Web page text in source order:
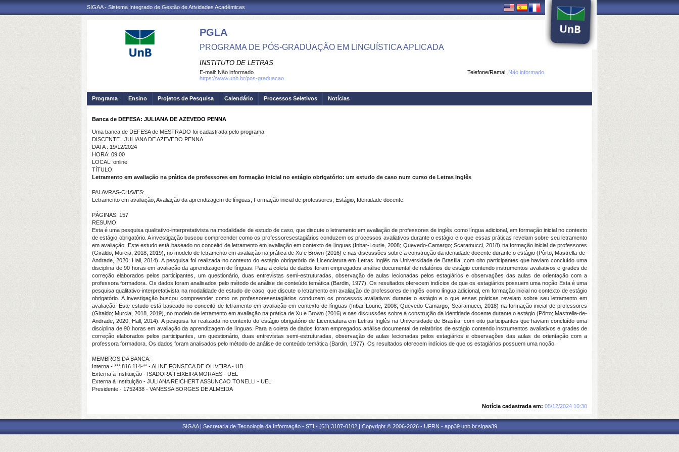
SIGAA - Sistema Integrado de Gestão de Atividades Acadêmicas
PGLA
PROGRAMA DE PÓS-GRADUAÇÃO EM LINGUÍSTICA APLICADA
INSTITUTO DE LETRAS
Telefone/Ramal: Não informado
E-mail: Não informado
https://www.unb.br/pos-graduacao
Programa Ensino Projetos de Pesquisa Calendário Processos Seletivos Notícias
Banca de DEFESA: JULIANA DE AZEVEDO PENNA
Uma banca de DEFESA de MESTRADO foi cadastrada pelo programa.
DISCENTE : JULIANA DE AZEVEDO PENNA
DATA : 19/12/2024
HORA: 09:00
LOCAL: online
TÍTULO:
Letramento em avaliação na prática de professores em formação inicial no estágio obrigatório: um estudo de caso num curso de Letras Inglês
PALAVRAS-CHAVES:
Letramento em avaliação; Avaliação da aprendizagem de línguas; Formação inicial de professores; Estágio; Identidade docente.
PÁGINAS: 157
RESUMO:
Esta é uma pesquisa qualitativo-interpretativista na modalidade de estudo de caso, que discute o letramento em avaliação de professores de inglês como língua adicional, em formação inicial no contexto
de estágio obrigatório. A investigação buscou compreender como os professoresestagiários conduzem os processos avaliativos durante o estágio e o que essas práticas revelam sobre seu letramento
em avaliação. Este estudo está baseado no conceito de letramento em avaliação em contexto de línguas (Inbar-Lourie, 2008; Quevedo-Camargo; Scaramucci, 2018) na formação inicial de professores
(Giraldo; Murcia, 2018, 2019), no modelo de letramento em avaliação na prática de Xu e Brown (2016) e nas discussões sobre a construção da identidade docente durante o estágio (Pôrto; Mastrella-de-
Andrade, 2020; Hall, 2014). A pesquisa foi realizada no contexto do estágio obrigatório de Licenciatura em Letras Inglês na Universidade de Brasília, com oito participantes que haviam concluído uma
disciplina de 90 horas em avaliação da aprendizagem de línguas. Para a coleta de dados foram empregados análise documental de relatórios de estágio contendo instrumentos avaliativos e grades de
correção elaborados pelos participantes, um questionário, duas entrevistas semi-estruturadas, observação de aulas lecionadas pelos estagiários e observações das aulas de orientação com a
professora formadora. Os dados foram analisados pelo método de análise de conteúdo temática (Bardin, 1977). Os resultados oferecem indícios de que os estagiários possuem uma noção Esta é uma
pesquisa qualitativo-interpretativista na modalidade de estudo de caso, que discute o letramento em avaliação de professores de inglês como língua adicional, em formação inicial no contexto de estágio
obrigatório. A investigação buscou compreender como os professoresestagiários conduzem os processos avaliativos durante o estágio e o que essas práticas revelam sobre seu letramento em
avaliação. Este estudo está baseado no conceito de letramento em avaliação em contexto de línguas (Inbar-Lourie, 2008; Quevedo-Camargo; Scaramucci, 2018) na formação inicial de professores
(Giraldo; Murcia, 2018, 2019), no modelo de letramento em avaliação na prática de Xu e Brown (2016) e nas discussões sobre a construção da identidade docente durante o estágio (Pôrto; Mastrella-de-
Andrade, 2020; Hall, 2014). A pesquisa foi realizada no contexto do estágio obrigatório de Licenciatura em Letras Inglês na Universidade de Brasília, com oito participantes que haviam concluído uma
disciplina de 90 horas em avaliação da aprendizagem de línguas. Para a coleta de dados foram empregados análise documental de relatórios de estágio contendo instrumentos avaliativos e grades de
correção elaborados pelos participantes, um questionário, duas entrevistas semi-estruturadas, observação de aulas lecionadas pelos estagiários e observações das aulas de orientação com a
professora formadora. Os dados foram analisados pelo método de análise de conteúdo temática (Bardin, 1977). Os resultados oferecem indícios de que os estagiários possuem uma noção.
MEMBROS DA BANCA:
Interna - ***.816.114-** - ALINE FONSECA DE OLIVEIRA - UB
Externa à Instituição - ISADORA TEIXEIRA MORAES - UEL
Externa à Instituição - JULIANA REICHERT ASSUNCAO TONELLI - UEL
Presidente - 1752438 - VANESSA BORGES DE ALMEIDA
Notícia cadastrada em: 05/12/2024 10:30
SIGAA | Secretaria de Tecnologia da Informação - STI - (61) 3107-0102 | Copyright © 2006-2026 - UFRN - app39.unb.br.sigaa39